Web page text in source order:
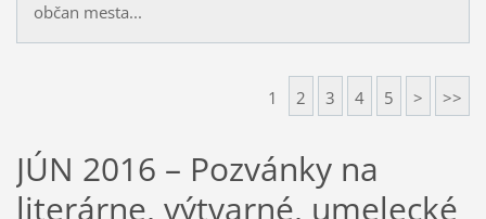
občan mesta...
1 2 3 4 5 > >>
JÚN 2016 – Pozvánky na
literárne, výtvarné, umelecké